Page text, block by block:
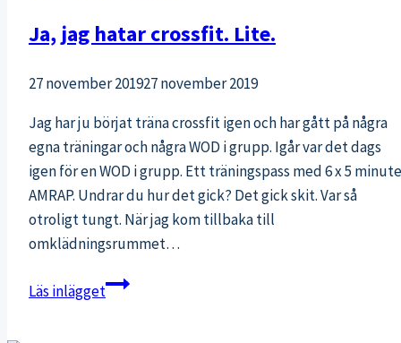
Ja, jag hatar crossfit. Lite.
27 november 201927 november 2019
Jag har ju börjat träna crossfit igen och har gått på några
egna träningar och några WOD i grupp. Igår var det dags
igen för en WOD i grupp. Ett träningspass med 6 x 5
AMRAP. Undrar du hur det gick? Det gick skit. Var så
otroligt tungt. När jag kom tillbaka till
omklädningsrummet…
Läs inläggetJa,